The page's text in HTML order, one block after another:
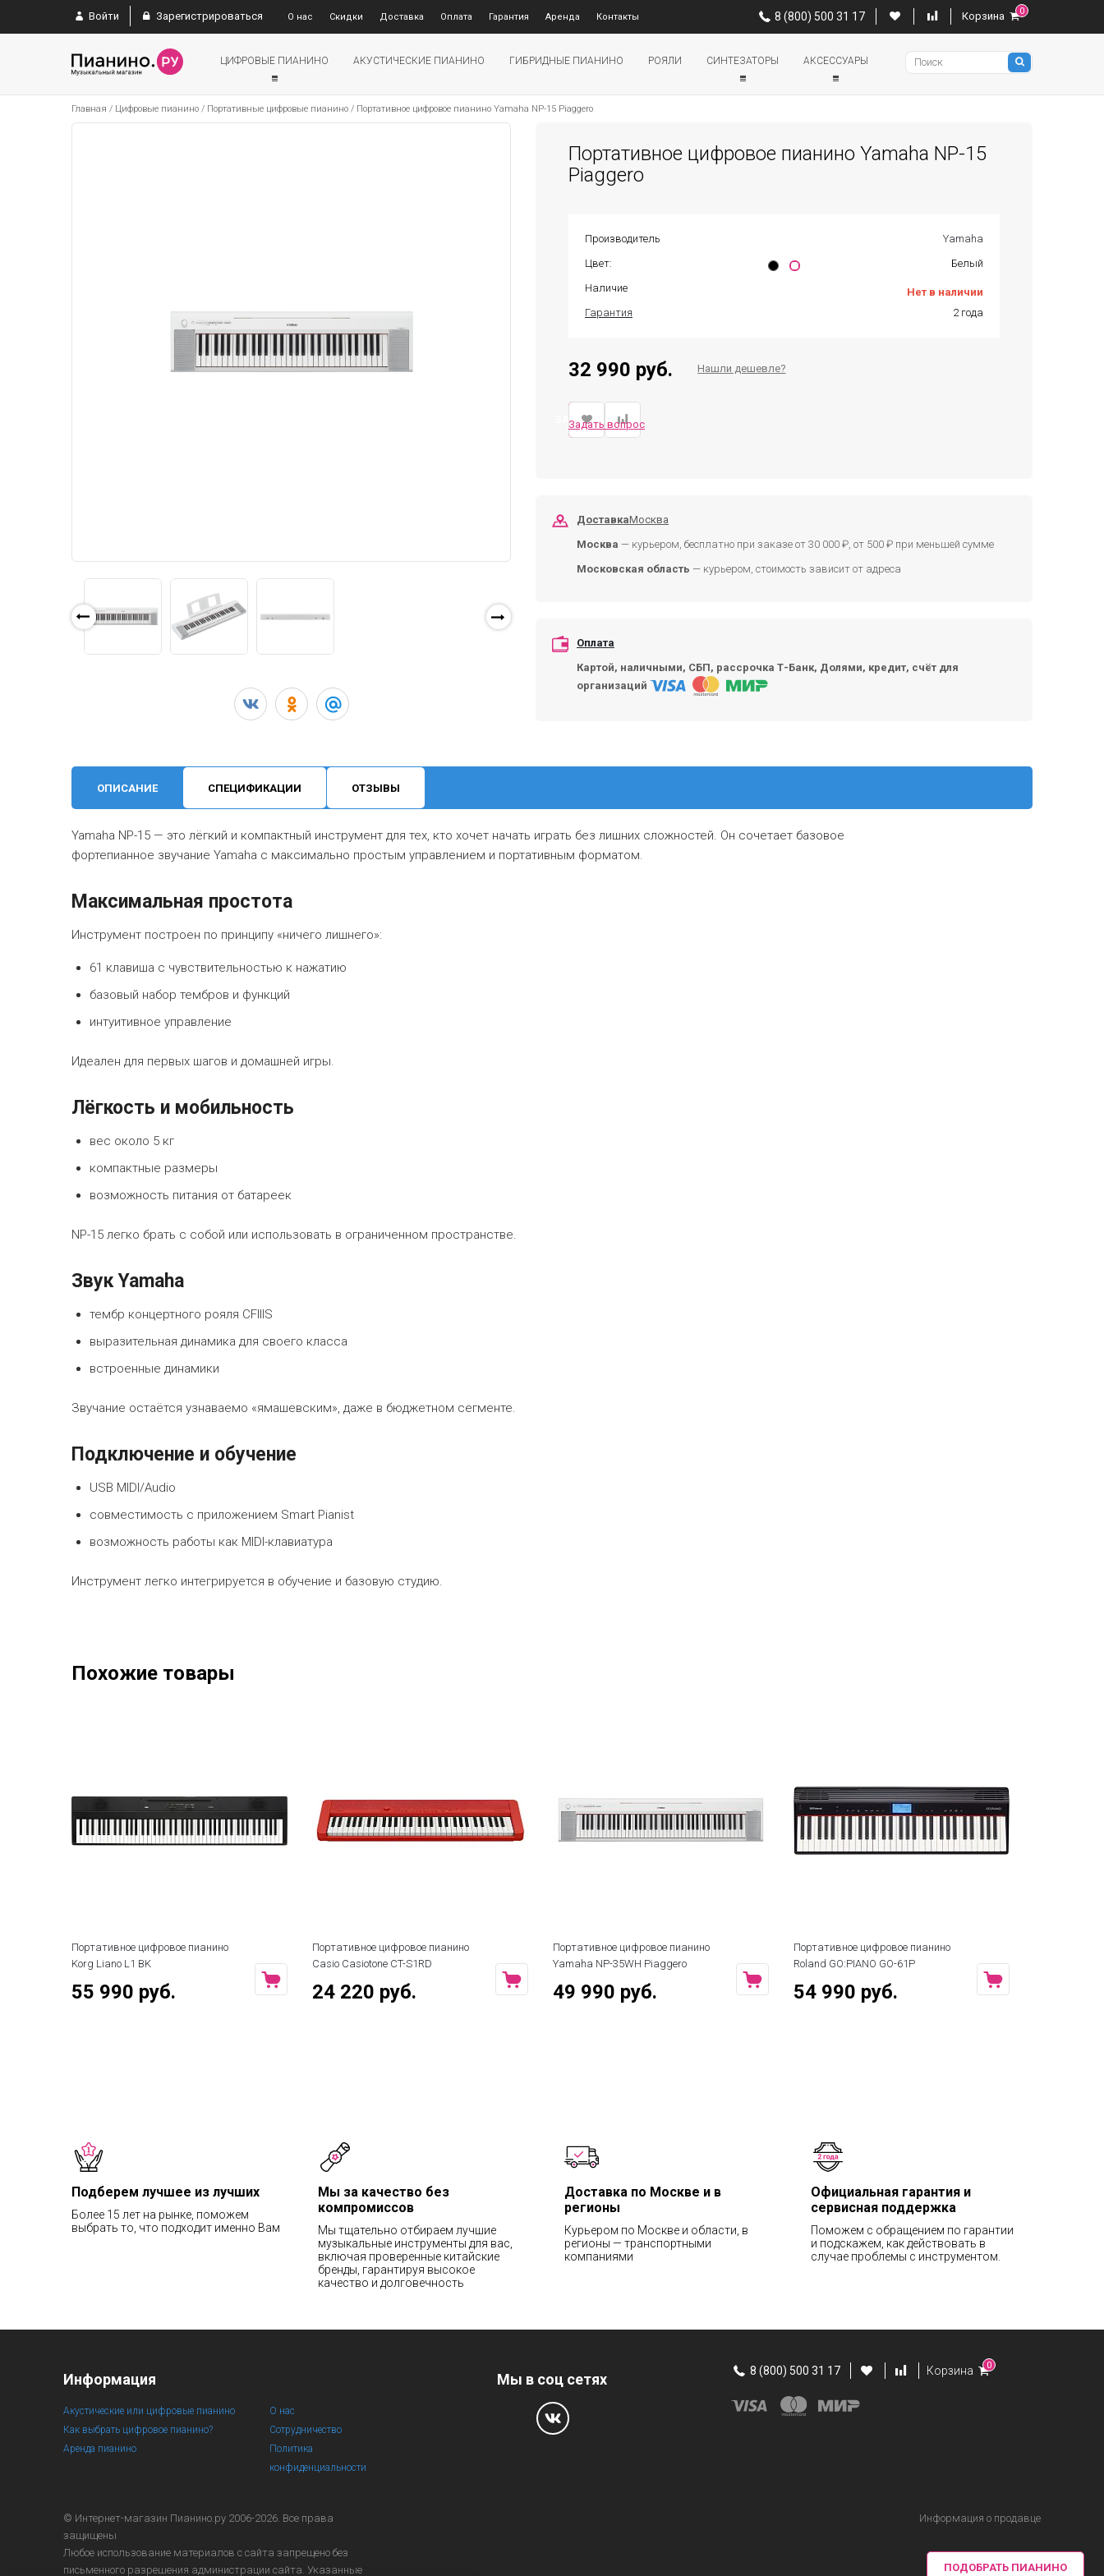
8 (800) 500 31 17 Корзина
Pianino
Войти Зарегистрироваться О нас Скидки Доставка Оплата Гарантия Аренда Контакты 8 (800) 500 31 17 Корзина 0
ЦИФРОВЫЕ ПИАНИНО АКУСТИЧЕСКИЕ ПИАНИНО ГИБРИДНЫЕ ПИАНИНО РОЯЛИ СИНТЕЗАТОРЫ АКСЕССУАРЫ
Главная / Цифровые пианино / Портативные цифровые пианино / Портативное цифровое пианино Yamaha NP-15 Piaggero
Портативное цифровое пианино Yamaha NP-15
Piaggero
Производитель
Yamaha
Цвет:
Белый
Наличие
Нет в наличии
Гарантия
2 года
32 990 руб. Нашли дешевле?
ЗАКАЗАТЬ
Задать вопрос
ДоставкаМосква
Москва — курьером, бесплатно при заказе от 30 000 ₽, от 500 ₽ при меньшей сумме
Московская область — курьером, стоимость зависит от адреса
Оплата
Картой, наличными, СБП, рассрочка Т-Банк, Долями, кредит, счёт для
организаций
ОПИСАНИЕ СПЕЦИФИКАЦИИ ОТЗЫВЫ
Yamaha NP-15 — это лёгкий и компактный инструмент для тех, кто хочет начать играть без лишних сложностей. Он сочетает базовое
фортепианное звучание Yamaha с максимально простым управлением и портативным форматом.
Максимальная простота
Инструмент построен по принципу «ничего лишнего»:
61 клавиша с чувствительностью к нажатию
базовый набор тембров и функций
интуитивное управление
Идеален для первых шагов и домашней игры.
Лёгкость и мобильность
вес около 5 кг
компактные размеры
возможность питания от батареек
NP-15 легко брать с собой или использовать в ограниченном пространстве.
Звук Yamaha
тембр концертного рояля CFIIIS
выразительная динамика для своего класса
встроенные динамики
Звучание остаётся узнаваемо «ямашевским», даже в бюджетном сегменте.
Подключение и обучение
USB MIDI/Audio
совместимость с приложением Smart Pianist
возможность работы как MIDI-клавиатура
Инструмент легко интегрируется в обучение и базовую студию.
Похожие товары
Портативное цифровое пианино
Korg Liano L1 BK
55 990 руб.
Портативное цифровое пианино
Casio Casiotone CT-S1RD
24 220 руб.
Портативное цифровое пианино
Yamaha NP-35WH Piaggero
49 990 руб.
Портативное цифровое пианино
Roland GO:PIANO GO-61P
54 990 руб.
Подберем лучшее из лучших
Более 15 лет на рынке, поможем
выбрать то, что подходит именно Вам
Мы за качество без
компромиссов
Мы тщательно отбираем лучшие
музыкальные инструменты для вас,
включая проверенные китайские
бренды, гарантируя высокое
качество и долговечность
Доставка по Москве и в
регионы
Курьером по Москве и области, в
регионы — транспортными
компаниями
Официальная гарантия и
сервисная поддержка
Поможем с обращением по гарантии
и подскажем, как действовать в
случае проблемы с инструментом.
Информация
Акустические или цифровые пианино
О нас
Как выбрать цифровое пианино?
Сотрудничество
Аренда пианино
Политика
конфиденциальности
Мы в соц сетях 8 (800) 500 31 17 Корзина 0
© Интернет-магазин Пианино.ру 2006-2026. Все права
защищены
Любое использование материалов с сайта запрещено без
письменного разрешения администрации сайта. Указанные
Информация о продавце
ПОДОБРАТЬ ПИАНИНО